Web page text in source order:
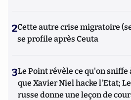
2Cette autre crise migratoire
se profile après Ceuta
3Le Point révèle ce qu'on
que Xavier Niel hacke l'Etat;
russe donne une leçon de